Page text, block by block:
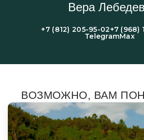
Вера
+7 (812) 205-95-02+7 (968)
TelegramMax
ВОЗМОЖНО, ВАМ